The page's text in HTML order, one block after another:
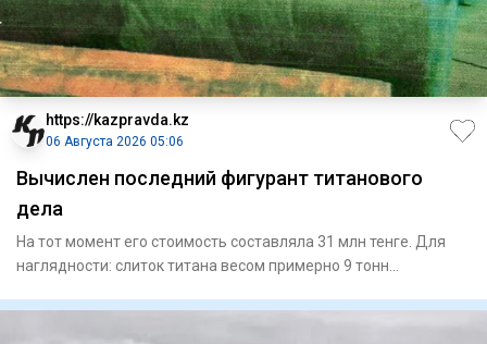
https://kazpravda.kz
06 Августа 2026 05:06
Вычислен последний фигурант титанового
дела
На тот момент его стоимость составляла 31 млн тенге. Для
наглядности: слиток титана весом примерно 9 тонн